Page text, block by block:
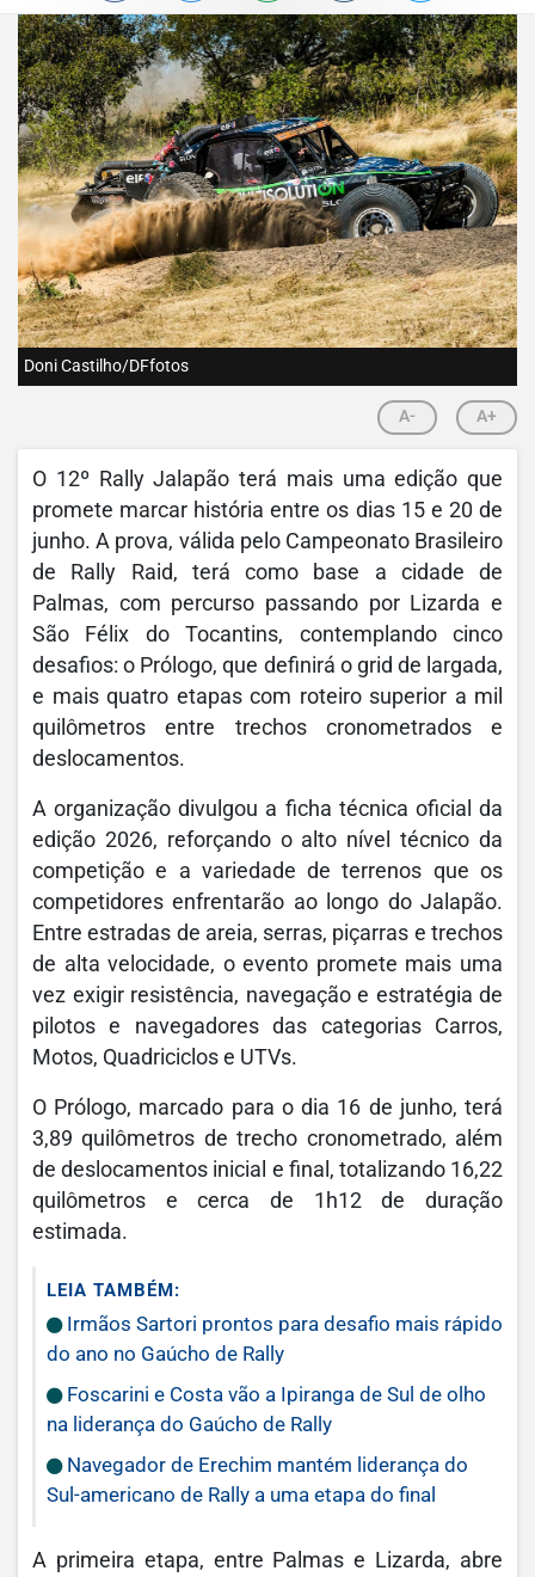
Doni Castilho/DFfotos
A- A+
O 12º Rally Jalapão terá mais uma edição que
promete marcar história entre os dias 15 e 20 de
junho. A prova, válida pelo Campeonato Brasileiro
de Rally Raid, terá como base a cidade de
Palmas, com percurso passando por Lizarda e
São Félix do Tocantins, contemplando cinco
desafios: o Prólogo, que definirá o grid de largada,
e mais quatro etapas com roteiro superior a mil
quilômetros entre trechos cronometrados e
deslocamentos.
A organização divulgou a ficha técnica oficial da
edição 2026, reforçando o alto nível técnico da
competição e a variedade de terrenos que os
competidores enfrentarão ao longo do Jalapão.
Entre estradas de areia, serras, piçarras e trechos
de alta velocidade, o evento promete mais uma
vez exigir resistência, navegação e estratégia de
pilotos e navegadores das categorias Carros,
Motos, Quadriciclos e UTVs.
O Prólogo, marcado para o dia 16 de junho, terá
3,89 quilômetros de trecho cronometrado, além
de deslocamentos inicial e final, totalizando 16,22
quilômetros e cerca de 1h12 de duração
estimada.
LEIA TAMBÉM:
Irmãos Sartori prontos para desafio mais rápido
do ano no Gaúcho de Rally
Foscarini e Costa vão a Ipiranga de Sul de olho
na liderança do Gaúcho de Rally
Navegador de Erechim mantém liderança do
Sul-americano de Rally a uma etapa do final
A primeira etapa, entre Palmas e Lizarda, abre